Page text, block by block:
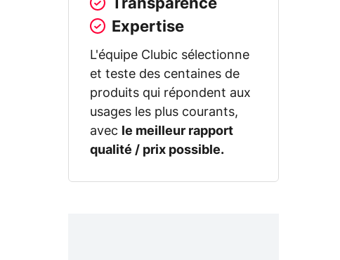
Transparence
Expertise
L'équipe Clubic sélectionne
et teste des centaines de
produits qui répondent aux
usages les plus courants,
avec
le meilleur rapport
qualité / prix possible.